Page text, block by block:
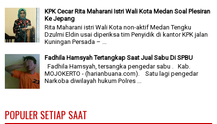
KPK Cecar Rita Maharani Istri Wali Kota Medan Soal Plesiran
Ke Jepang
Rita Maharani istri Wali Kota non-aktif Medan Tengku
Dzulmi Eldin usai diperiksa tim Penyidik di kantor KPK jalan
Kuningan Persada – ...
Fadhila Hamsyah Tertangkap Saat Jual Sabu Di SPBU
Fadhila Hamsyah, tersangka pengedar sabu . Kab.
MOJOKERTO - (harianbuana.com). Satu lagi pengedar
Narkoba diwilayah hukum Polres ...
POPULER SETIAP SAAT